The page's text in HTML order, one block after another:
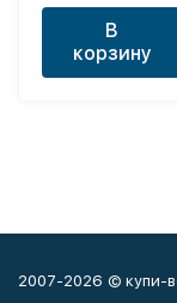
В
корзину
2007-2026 © купи-